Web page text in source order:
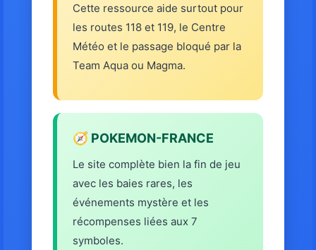
Cette ressource aide surtout pour
les routes 118 et 119, le Centre
Météo et le passage bloqué par la
Team Aqua ou Magma.
🧭 POKEMON-FRANCE
Le site complète bien la fin de jeu
avec les baies rares, les
événements mystère et les
récompenses liées aux 7
symboles.